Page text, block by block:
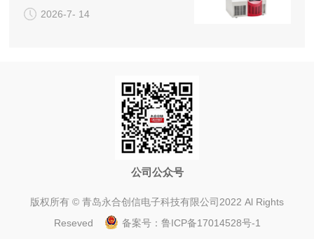
2026-7- 14
公司公众号
版权所有 © 青岛永合创信电子科技有限公司2022 Al Rights
Reseved
备案号： 鲁ICP备17014528号-1